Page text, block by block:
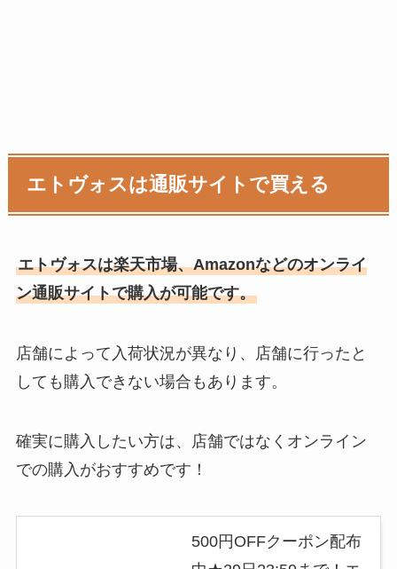
エトヴォスは通販サイトで買える
エトヴォスは楽天市場、Amazonなどのオンライ
ン通販サイトで購入が可能です。
店舗によって入荷状況が異なり、店舗に行ったと
しても購入できない場合もあります。
確実に購入したい方は、店舗ではなくオンライン
での購入がおすすめです！
500円OFFクーポン配布